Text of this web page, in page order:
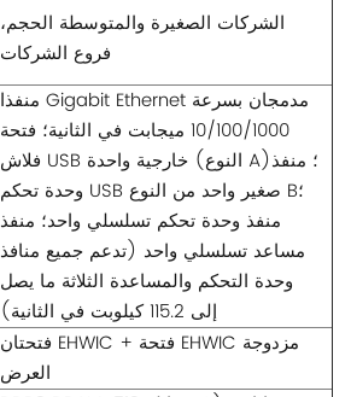
الشركات الصغيرة والمتوسطة الحجم،
فروع الشركات
منفذا Gigabit Ethernet مدمجان بسرعة
10/100/1000 ميجابت في الثانية؛ فتحة
فلاش USB خارجية واحدة (النوع A)؛ منفذ
وحدة تحكم USB صغير واحد من النوع B؛
منفذ وحدة تحكم تسلسلي واحد؛ منفذ
مساعد تسلسلي واحد (تدعم جميع منافذ
وحدة التحكم والمساعدة الثلاثة ما يصل
إلى 115.2 كيلوبت في الثانية)
فتحتان EHWIC + فتحة EHWIC مزدوجة
العرض